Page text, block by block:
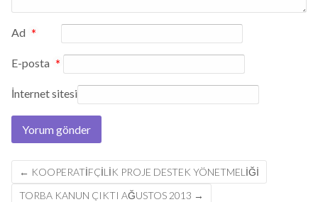
Ad *
E-posta *
İnternet sitesi
Post
navigation
← KOOPERATİFÇİLİK PROJE DESTEK YÖNETMELİĞİ
TORBA KANUN ÇIKTI AĞUSTOS 2013 →